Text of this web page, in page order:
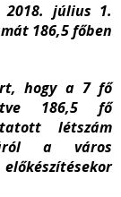
2018. július 1.
186,5 főben
hogy a 7 fő
186,5 fő
létszám
a város